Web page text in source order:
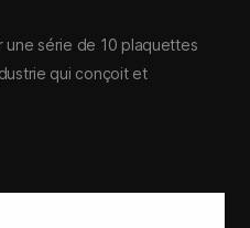
une série de 10 plaquettes
qui conçoit et